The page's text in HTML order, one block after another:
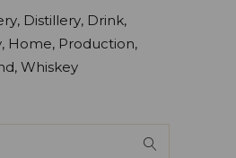
Distillery Drink
Home Production
Whiskey